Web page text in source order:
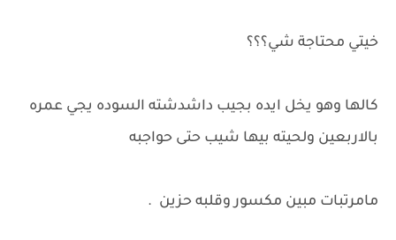
خيتي محتاجة شي؟؟؟
كالها وهو يخل ايده بجيب داشدشته السوده يجي عمره
بالاربعين ولحيته بيها شيب حتى حواجبه
مامرتبات مبين مكسور وقلبه حزين .